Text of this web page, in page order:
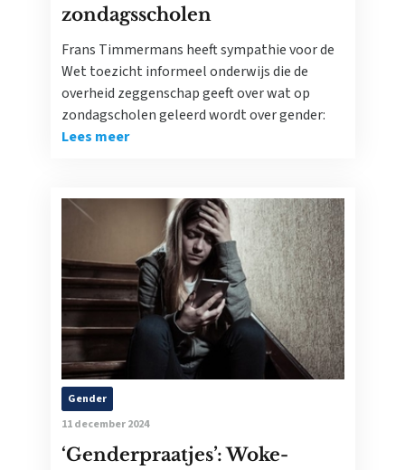
zondagsscholen
Frans Timmermans heeft sympathie voor de
Wet toezicht informeel onderwijs die de
overheid zeggenschap geeft over wat op
zondagscholen geleerd wordt over gender:
Lees meer
Gender
11 december 2024
‘Genderpraatjes’: Woke-